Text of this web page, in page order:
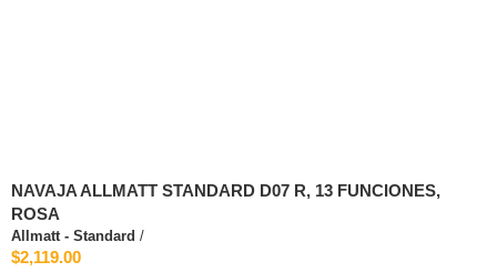
NAVAJA ALLMATT STANDARD D07 R, 13 FUNCIONES,
ROSA
Allmatt - Standard /
$2,119.00